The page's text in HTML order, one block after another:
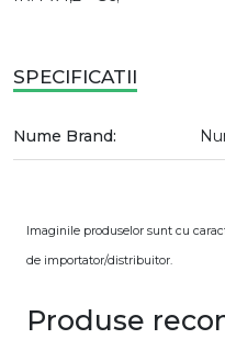
SPECIFICATII
Nume Brand:
Imaginile produselor sunt cu
de importator/distribuitor.
Produse